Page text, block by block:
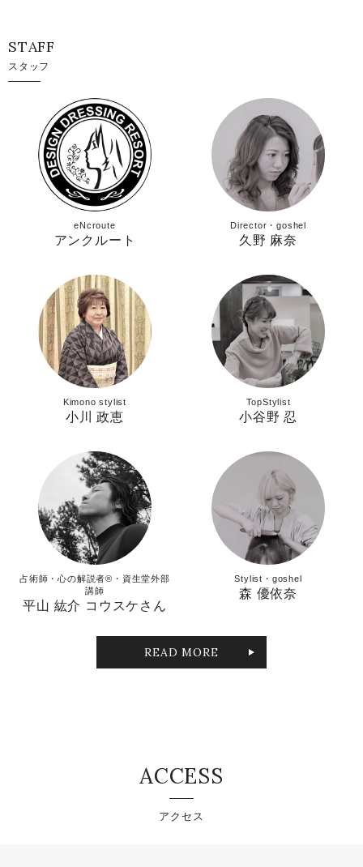
STAFF
スタッフ
eNcroute
アンクルート
Director・goshel
久野 麻奈
Kimono stylist
小川 政恵
TopStylist
小谷野 忍
占術師・心の解説者®︎・資生堂外部
講師
平山 紘介 コウスケさん
Stylist・goshel
森 優依奈
READ MORE
ACCESS
アクセス